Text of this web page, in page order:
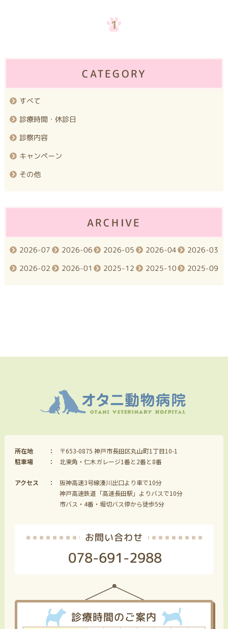
1
CATEGORY
すべて
診療時間・休診日
診察内容
キャンペーン
その他
ARCHIVE
2026-07 2026-06 2026-05 2026-04 2026-03
2026-02 2026-01 2025-12 2025-10 2025-09
所在地
〒653-0875 神戸市長田区丸山町1丁目10-1
駐車場
北東角・仁木ガレージ1番と2番と8番
アクセス
阪神高速3号線湊川出口より車で10分
神戸高速鉄道「高速長田駅」よりバスで10分
市バス・4番・堀切バス停から徒歩5分
お問い合わせ
078-691-2988
診療時間のご案内